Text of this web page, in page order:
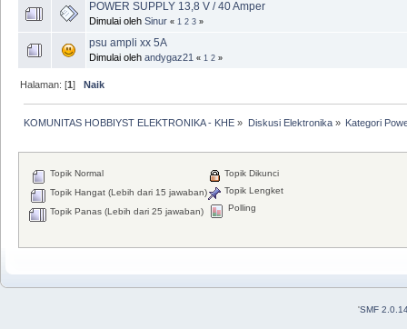
POWER SUPPLY 13,8 V / 40 Amper
Dimulai oleh Sinur « 1 2 3 »
psu ampli xx 5A
Dimulai oleh andygaz21 « 1 2 »
Halaman: [1]Naik
KOMUNITAS HOBBIYST ELEKTRONIKA - KHE » Diskusi Elektronika» Kategori
Topik Normal
Topik Hangat (Lebih dari 15 jawaban)
Topik Panas (Lebih dari 25 jawaban)
Topik Dikunci
Topik Lengket
Polling
'SMF